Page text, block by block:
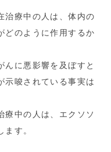
治療中の人は、体内の
どのように作用するか
んに悪影響を及ぼすと
示唆されている事実は
療中の人は、エクソソ
す。